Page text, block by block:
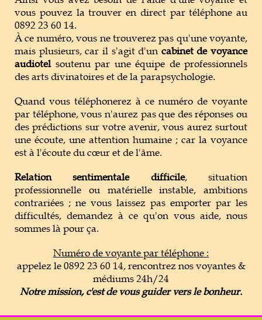
vous pouvez la trouver en direct par téléphone au
0892 23 60 14.
À ce numéro, vous ne trouverez pas qu'une voyante,
mais plusieurs, car il s'agit d'un cabinet de voyance
audiotelsoutenu par une équipe de professionnels
des arts divinatoires et de la parapsychologie.
Quand vous téléphonerez à ce numéro de voyante
par téléphone, vous n'aurez pas que des réponses ou
des prédictions sur votre avenir, vous aurez surtout
une écoute, une attention humaine ; car la voyance
est à l'écoute du cœur et de l'âme.
Relation sentimentale difficile, situation
professionnelle ou matérielle instable, ambitions
contrariées ; ne vous laissez pas emporter par les
difficultés, demandez à ce qu'on vous aide, nous
sommes là pour ça.
Numéro de voyante par téléphone :
appelez le 0892 23 60 14, rencontrez nos voyantes &
médiums 24h/24
Notre mission, c'est de vous guider vers le bonheur.